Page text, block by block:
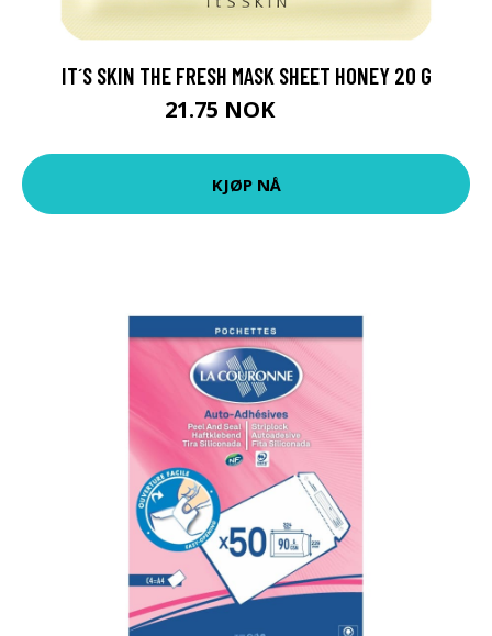
IT´S SKIN THE FRESH MASK SHEET HONEY 20 G
21.75 NOK
KJØP NÅ